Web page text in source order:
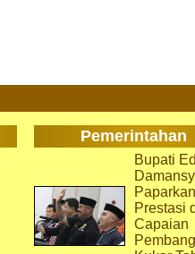
Pemerintahan
Bupati
Paparkan
Prestasi
Capaian